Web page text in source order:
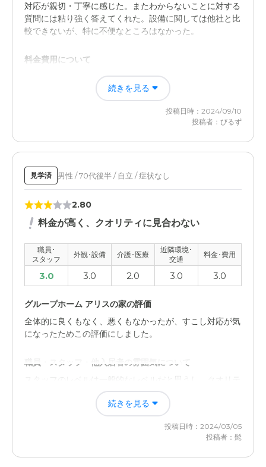
対応が親切・丁寧に感じた。またわからないことに対する
質問には粘り強く答えてくれた。設備に関しては他社と比
較できないが、特に不便なところはなかった。
料金費用について
料金体系が複雑で理解しづらく、交通アクセスも悪かっ
た。また交通量が多いため、夜間でも騒音に悩まされるか
もしれない、と思った。
続きを見る
投稿日時：2024/09/10
投稿者：びるず
見学済 男性 / 70代後半 / 自立 / 症状なし
2.80
料金が高く、クオリティに見合わない
職員･
スタッフ
外観･設備 介護･医療
近隣環境･
交通
料金･費用
3.0 3.0 2.0 3.0 3.0
グループホーム アリスの家の評価
全体的に良くもなく、悪くもなかったが、すこし対応が気
になったためこの評価にしました。
職員・スタッフ・他入居者の雰囲気について
スタッフのレベルは一般的なレベルだと思うし、クオリテ
ィが高いわけでもないと感じた
設備面は微妙なところが多く、そんなにクオリティーが高
続きを見る
投稿日時：2024/03/05
投稿者：髭